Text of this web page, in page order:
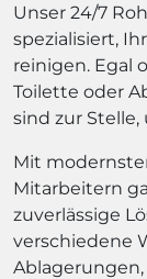
Unser 24/7
spezialisiert,
reinigen. Egal
Toilette oder
sind zur Stelle,
Mit
Mitarbeitern
zuverlässige
verschiedene